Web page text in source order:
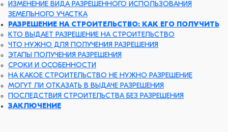
ИЗМЕНЕНИЕ ВИДА РАЗРЕШЕННОГО ИСПОЛЬЗОВАНИЯ
ЗЕМЕЛЬНОГО УЧАСТКА
РАЗРЕШЕНИЕ НА СТРОИТЕЛЬСТВО: КАК ЕГО ПОЛУЧИТЬ
КТО ВЫДАЕТ РАЗРЕШЕНИЕ НА СТРОИТЕЛЬСТВО
ЧТО НУЖНО ДЛЯ ПОЛУЧЕНИЯ РАЗРЕШЕНИЯ
ЭТАПЫ ПОЛУЧЕНИЯ РАЗРЕШЕНИЯ
СРОКИ И ОСОБЕННОСТИ
НА КАКОЕ СТРОИТЕЛЬСТВО НЕ НУЖНО РАЗРЕШЕНИЕ
МОГУТ ЛИ ОТКАЗАТЬ В ВЫДАЧЕ РАЗРЕШЕНИЯ
ПОСЛЕДСТВИЯ СТРОИТЕЛЬСТВА БЕЗ РАЗРЕШЕНИЯ
ЗАКЛЮЧЕНИЕ